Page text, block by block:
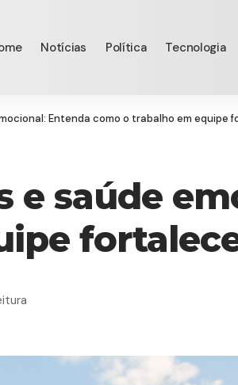
Notícias Política Tecnologia
Entenda como o trabalho em equipe
e saúde